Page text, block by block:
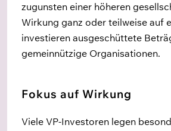
zugunsten einer höheren
Wirkung ganz oder teilweise auf
investieren ausgeschüttete
gemeinnützige Organisationen.
Fokus auf Wirkung
Viele VP-Investoren legen